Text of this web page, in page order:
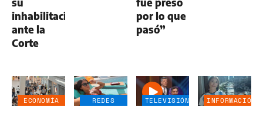
inhabilitación
ante la
Corte
por lo que
pasó”
ECONOMÍA
REDES
TELEVISIÓN
INFORMACIÓN